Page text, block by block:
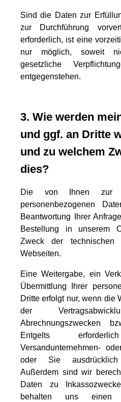
Sind die Daten zur
zur Durchführung
erforderlich, ist eine
nur möglich, soweit
gesetzliche
entgegenstehen.
3. Wie werden
und ggf. an Dritte
und zu welchem
dies?
Die von Ihnen zur
personenbezogenen
Beantwortung Ihrer
Bestellung in unserem
Zweck der technischen
Webseiten.
Eine Weitergabe, ein
Übermittlung Ihrer
Dritte erfolgt nur, wenn die
der
Abrechnungszwecken
Entgelts
Versandunternehmen-
oder Sie
Außerdem sind wir
Daten zu
behalten uns einen